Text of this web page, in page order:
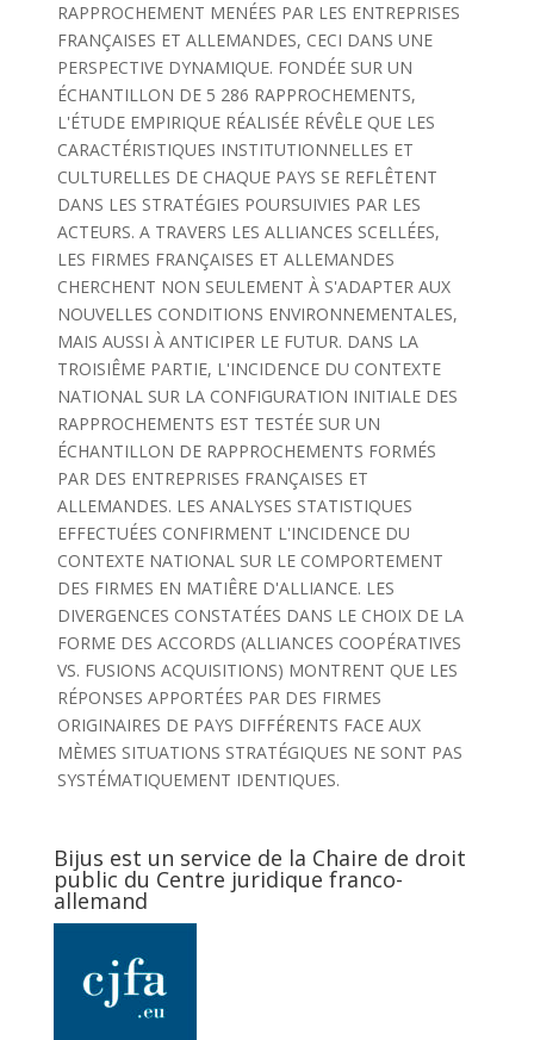
RAPPROCHEMENT MENÉES PAR LES ENTREPRISES
FRANÇAISES ET ALLEMANDES, CECI DANS UNE
PERSPECTIVE DYNAMIQUE. FONDÉE SUR UN
ÉCHANTILLON DE 5 286 RAPPROCHEMENTS,
L'ÉTUDE EMPIRIQUE RÉALISÉE RÉVÊLE QUE LES
CARACTÉRISTIQUES INSTITUTIONNELLES ET
CULTURELLES DE CHAQUE PAYS SE REFLÊTENT
DANS LES STRATÉGIES POURSUIVIES PAR LES
ACTEURS. A TRAVERS LES ALLIANCES SCELLÉES,
LES FIRMES FRANÇAISES ET ALLEMANDES
CHERCHENT NON SEULEMENT À S'ADAPTER AUX
NOUVELLES CONDITIONS ENVIRONNEMENTALES,
MAIS AUSSI À ANTICIPER LE FUTUR. DANS LA
TROISIÊME PARTIE, L'INCIDENCE DU CONTEXTE
NATIONAL SUR LA CONFIGURATION INITIALE DES
RAPPROCHEMENTS EST TESTÉE SUR UN
ÉCHANTILLON DE RAPPROCHEMENTS FORMÉS
PAR DES ENTREPRISES FRANÇAISES ET
ALLEMANDES. LES ANALYSES STATISTIQUES
EFFECTUÉES CONFIRMENT L'INCIDENCE DU
CONTEXTE NATIONAL SUR LE COMPORTEMENT
DES FIRMES EN MATIÊRE D'ALLIANCE. LES
DIVERGENCES CONSTATÉES DANS LE CHOIX DE LA
FORME DES ACCORDS (ALLIANCES COOPÉRATIVES
VS. FUSIONS ACQUISITIONS) MONTRENT QUE LES
RÉPONSES APPORTÉES PAR DES FIRMES
ORIGINAIRES DE PAYS DIFFÉRENTS FACE AUX
MÈMES SITUATIONS STRATÉGIQUES NE SONT PAS
SYSTÉMATIQUEMENT IDENTIQUES.
Bijus est un service de la Chaire de droit
public du Centre juridique franco-
allemand